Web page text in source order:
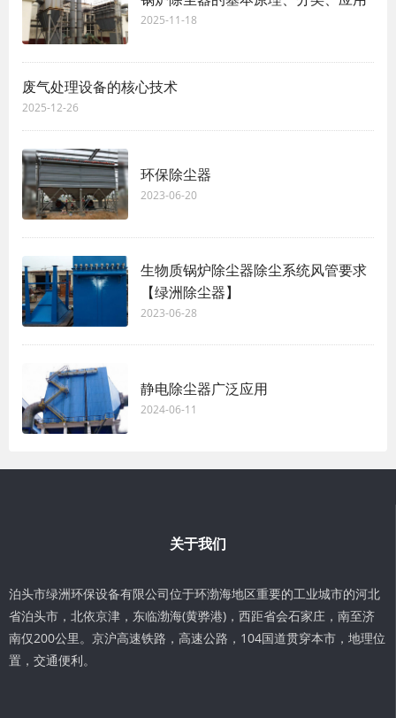
2025-11-18
废气处理设备的核心技术
2025-12-26
环保除尘器
2023-06-20
生物质锅炉除尘器除尘系统风管要求
【绿洲除尘器】
2023-06-28
静电除尘器广泛应用
2024-06-11
关于我们
泊头市绿洲环保设备有限公司位于环渤海地区重要的工业城市的河北
省泊头市，北依京津，东临渤海(黄骅港)，西距省会石家庄，南至济
南仅200公里。京沪高速铁路，高速公路，104国道贯穿本市，地理位
置，交通便利。